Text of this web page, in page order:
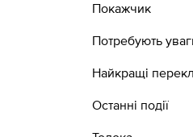
Покажчик
Потребують
Найкращі
Останні події